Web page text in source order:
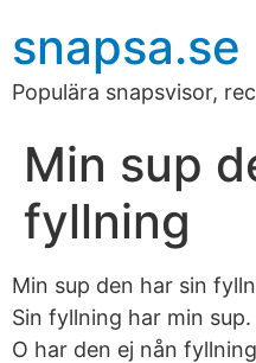
snapsa.se
Populära snapsvisor,
Min sup
fyllning
Min sup den har sin
Sin fyllning har min sup.
O har den ej nån